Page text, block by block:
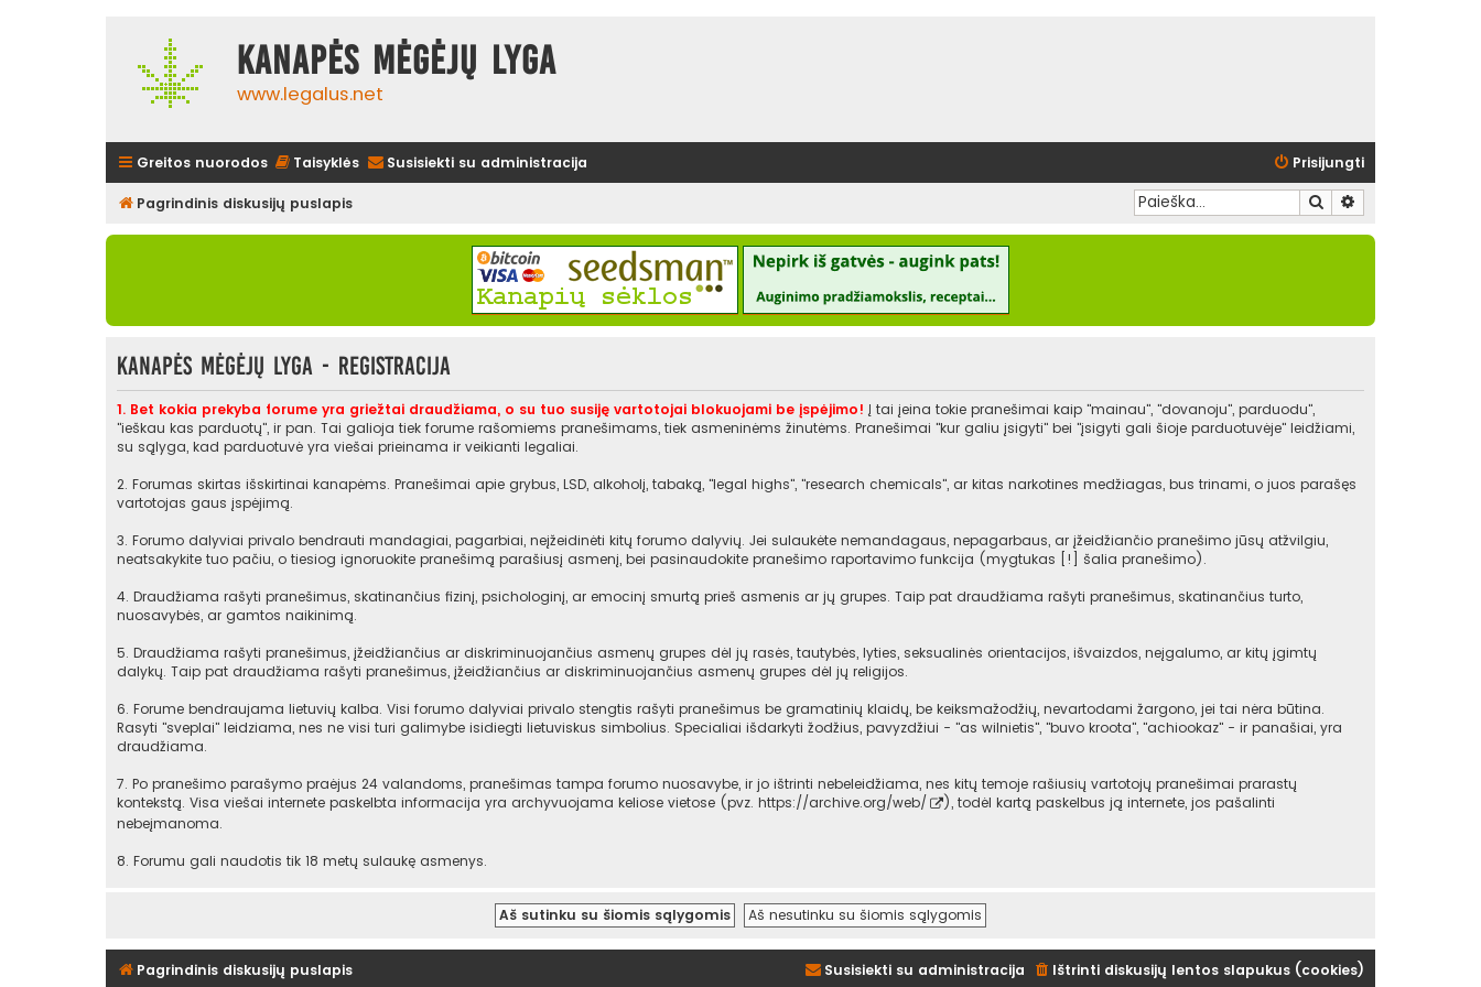
Kanapės mėgėjų lyga
www.legalus.net
Greitos nuorodos Taisyklės Susisiekti su administracija Prisijungti
Pagrindinis diskusijų puslapis Ieškoti
Kanapės mėgėjų lyga - Registracija
1. Bet kokia prekyba forume yra griežtai draudžiama, o su tuo susiję vartotojai blokuojami be įspėjimo! Į tai įeina tokie pranešimai kaip "mainau", "dovanoju", parduodu",
"ieškau kas parduotų", ir pan. Tai galioja tiek forume rašomiems pranešimams, tiek asmeninėms žinutėms. Pranešimai "kur galiu įsigyti" bei "įsigyti gali šioje parduotuvėje" leidžiami,
su sąlyga, kad parduotuvė yra viešai prieinama ir veikianti legaliai.
2. Forumas skirtas išskirtinai kanapėms. Pranešimai apie grybus, LSD, alkoholį, tabaką, "legal highs", "research chemicals", ar kitas narkotines medžiagas, bus trinami, o juos parašęs
vartotojas gaus įspėjimą.
3. Forumo dalyviai privalo bendrauti mandagiai, pagarbiai, neįžeidinėti kitų forumo dalyvių. Jei sulaukėte nemandagaus, nepagarbaus, ar įžeidžiančio pranešimo jūsų atžvilgiu,
neatsakykite tuo pačiu, o tiesiog ignoruokite pranešimą parašiusį asmenį, bei pasinaudokite pranešimo raportavimo funkcija (mygtukas [!] šalia pranešimo).
4. Draudžiama rašyti pranešimus, skatinančius fizinį, psichologinį, ar emocinį smurtą prieš asmenis ar jų grupes. Taip pat draudžiama rašyti pranešimus, skatinančius turto,
nuosavybės, ar gamtos naikinimą.
5. Draudžiama rašyti pranešimus, įžeidžiančius ar diskriminuojančius asmenų grupes dėl jų rasės, tautybės, lyties, seksualinės orientacijos, išvaizdos, neįgalumo, ar kitų įgimtų
dalykų. Taip pat draudžiama rašyti pranešimus, įžeidžiančius ar diskriminuojančius asmenų grupes dėl jų religijos.
6. Forume bendraujama lietuvių kalba. Visi forumo dalyviai privalo stengtis rašyti pranešimus be gramatinių klaidų, be keiksmažodžių, nevartodami žargono, jei tai nėra būtina.
Rasyti "sveplai" leidziama, nes ne visi turi galimybe isidiegti lietuviskus simbolius. Specialiai išdarkyti žodžius, pavyzdžiui - "as wilnietis", "buvo kroota", "achiookaz" - ir panašiai, yra
draudžiama.
7. Po pranešimo parašymo praėjus 24 valandoms, pranešimas tampa forumo nuosavybe, ir jo ištrinti nebeleidžiama, nes kitų temoje rašiusių vartotojų pranešimai prarastų
kontekstą. Visa viešai internete paskelbta informacija yra archyvuojama keliose vietose (pvz. https://archive.org/web/
), todėl kartą paskelbus ją internete, jos pašalinti
nebeįmanoma.
8. Forumu gali naudotis tik 18 metų sulaukę asmenys.
Pagrindinis diskusijų puslapis Ištrinti diskusijų lentos slapukus (cookies)
Susisiekti su administracija